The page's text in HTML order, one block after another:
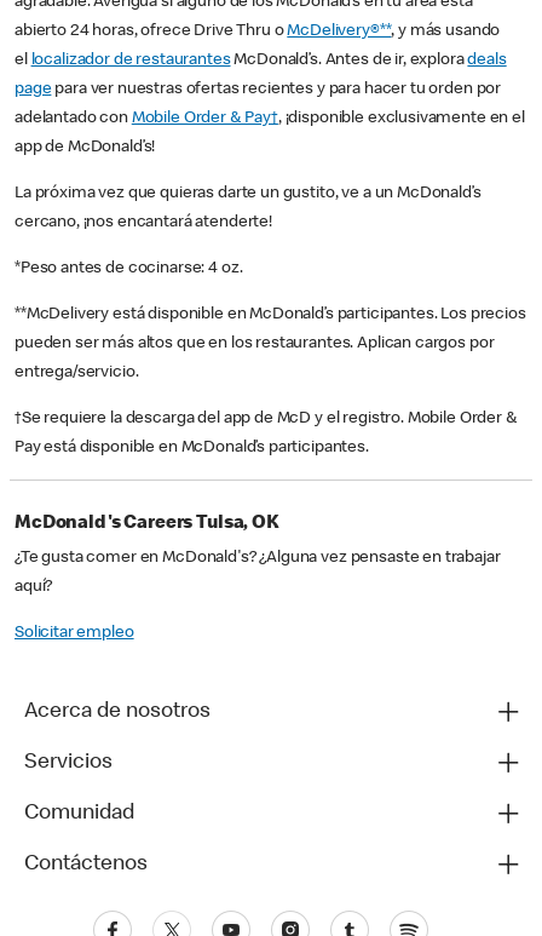
abierto 24 horas, ofrece Drive Thru oMcDelivery®**, y más usando
el localizador de restaurantesMcDonald’s. Antes de ir, exploradeals
pagepara ver nuestras ofertas recientes y para hacer tu orden por
adelantado con Mobile Order & Pay†, ¡disponible exclusivamente en el
app de McDonald’s!
La próxima vez que quieras darte un gustito, ve a un McDonald’s
cercano, ¡nos encantará atenderte!
*Peso antes de cocinarse: 4 oz.
**McDelivery está disponible en McDonald’s participantes. Los precios
pueden ser más altos que en los restaurantes. Aplican cargos por
entrega/servicio.
†Se requiere la descarga del app de McD y el registro. Mobile Order &
Pay está disponible en McDonald’s participantes.
McDonald's Careers Tulsa, OK
¿Te gusta comer en McDonald's? ¿Alguna vez pensaste en trabajar
aquí?
Solicitar empleo
Acerca de nosotros
Servicios
Comunidad
Contáctenos